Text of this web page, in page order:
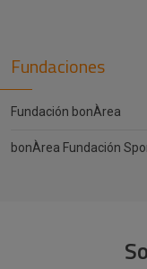
Fundaciones
Fundación bonÀrea
bonÀrea Fundación